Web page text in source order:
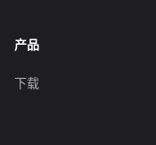
产品
下载